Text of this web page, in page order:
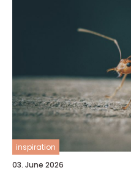
inspiration
03. June 2026